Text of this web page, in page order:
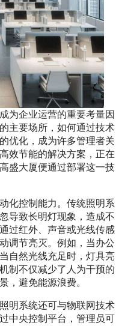
为企业运营的重要考量因
主要场所，如何通过技术
优化，成为许多管理者关
效节能的解决方案，正在
盛大厦便通过部署这一技
化控制能力。传统照明系
导致长明灯现象，造成不
过红外、声音或光线传感
调节亮灭。例如，当办公
自然光线充足时，灯具亮
制不仅减少了人为干预的
，避免能源浪费。
明系统还可与物联网技术
中央控制平台，管理员可